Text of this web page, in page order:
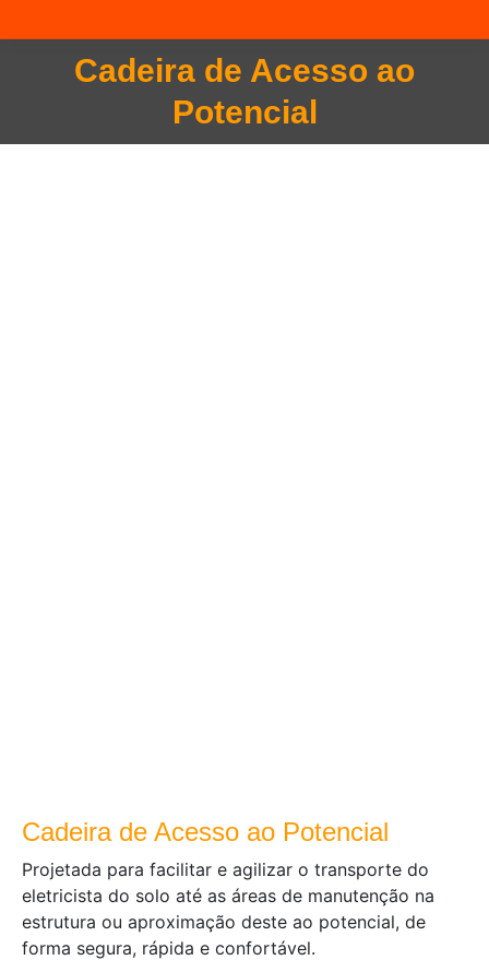
Cadeira de Acesso ao
Potencial
Cadeira de Acesso ao Potencial
Projetada para facilitar e agilizar o transporte do
eletricista do solo até as áreas de manutenção na
estrutura ou aproximação deste ao potencial, de
forma segura, rápida e confortável.